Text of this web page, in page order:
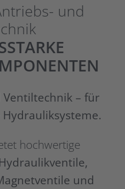
und
– für
hochwertige
und